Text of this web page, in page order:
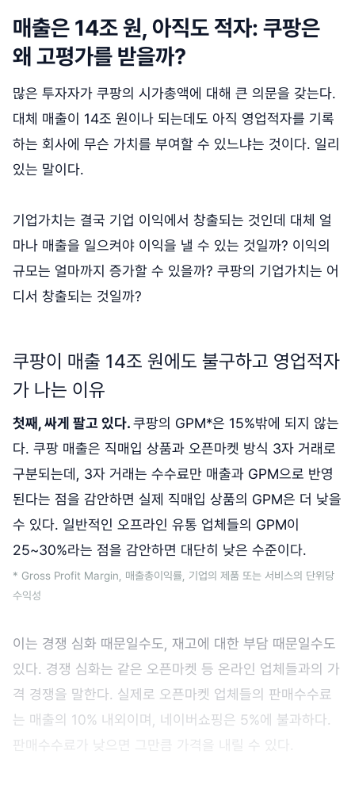
매출은 14조 원, 아직도 적자: 쿠팡은
왜 고평가를 받을까?
많은 투자자가 쿠팡의 시가총액에 대해 큰 의문을 갖는다.
대체 매출이 14조 원이나 되는데도 아직 영업적자를 기록
하는 회사에 무슨 가치를 부여할 수 있느냐는 것이다. 일리
있는 말이다.
기업가치는 결국 기업 이익에서 창출되는 것인데 대체 얼
마나 매출을 일으켜야 이익을 낼 수 있는 것일까? 이익의
규모는 얼마까지 증가할 수 있을까? 쿠팡의 기업가치는 어
디서 창출되는 것일까?
쿠팡이 매출 14조 원에도 불구하고 영업적자
가 나는 이유
첫째, 싸게 팔고 있다.쿠팡의 GPM*은 15%밖에 되지 않는
다. 쿠팡 매출은 직매입 상품과 오픈마켓 방식 3자 거래로
구분되는데, 3자 거래는 수수료만 매출과 GPM으로 반영
된다는 점을 감안하면 실제 직매입 상품의 GPM은 더 낮을
수 있다. 일반적인 오프라인 유통 업체들의 GPM이
25~30%라는 점을 감안하면 대단히 낮은 수준이다.
* Gross Profit Margin, 매출총이익률, 기업의 제품 또는 서비스의 단위당
수익성
이는 경쟁 심화 때문일수도, 재고에 대한 부담 때문일수도
있다. 경쟁 심화는 같은 오픈마켓 등 온라인 업체들과의 가
격 경쟁을 말한다. 실제로 오픈마켓 업체들의 판매수수료
는 매출의 10% 내외이며, 네이버쇼핑은 5%에 불과하다.
판매수수료가 낮으면 그만큼 가격을 내릴 수 있다.